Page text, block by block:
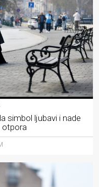
simbol ljubavi i nade
otpora